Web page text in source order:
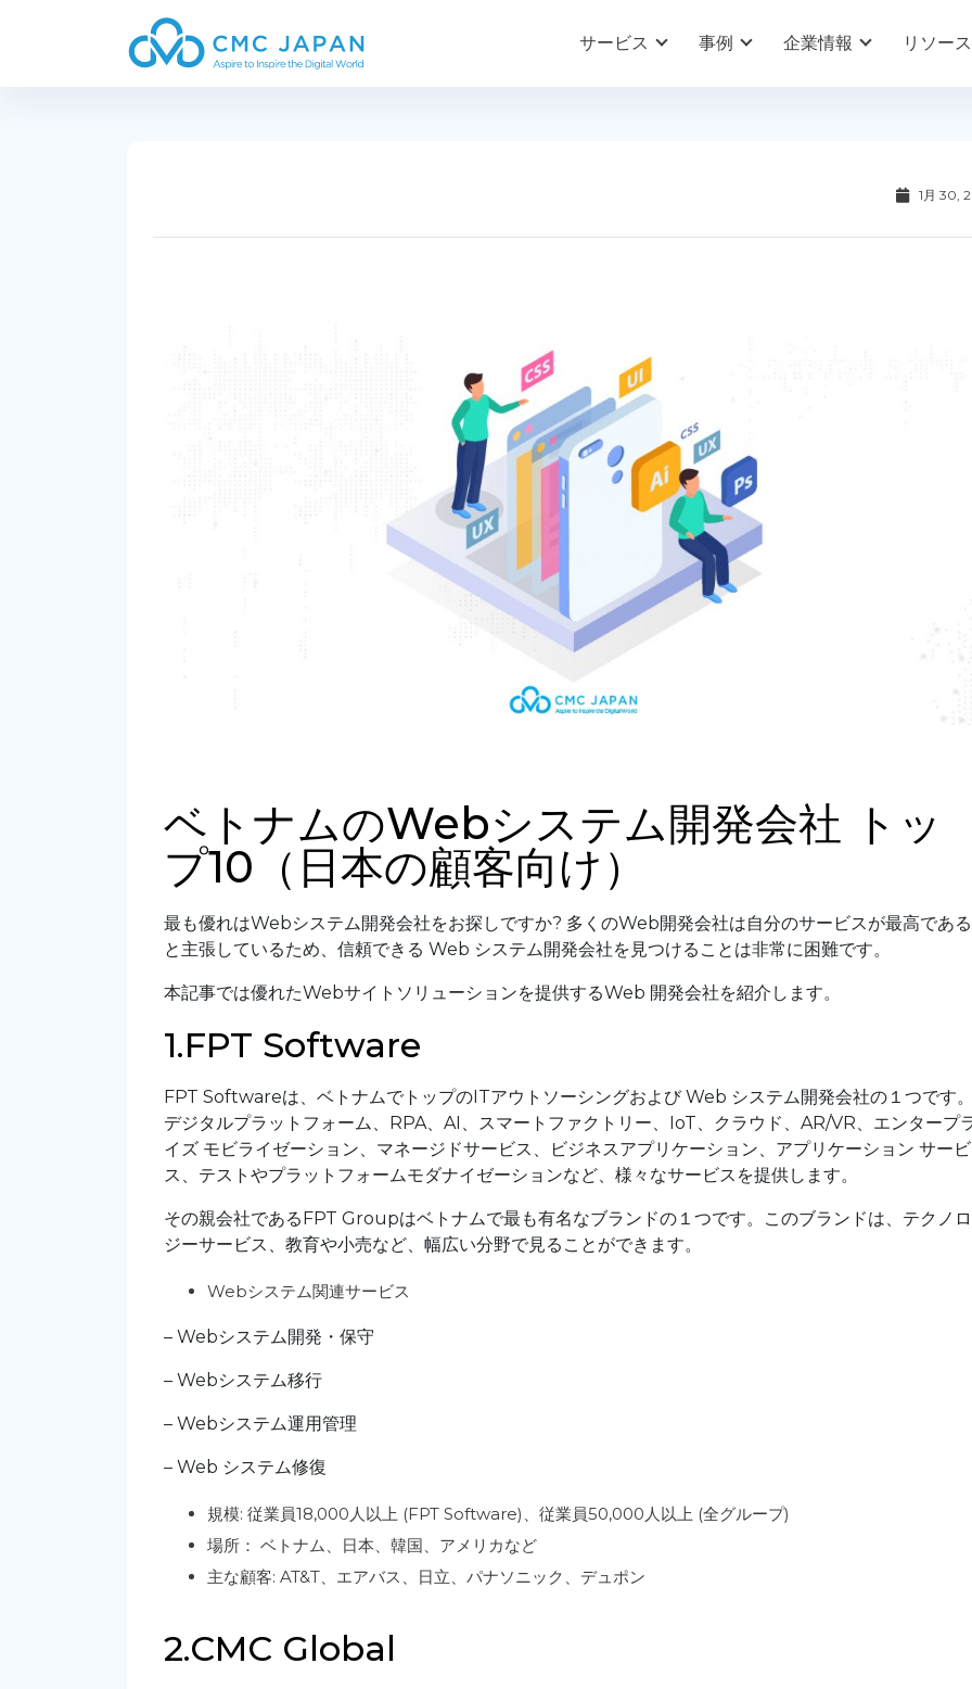
サービス 事例 企業情報 リソース
1月 30,
ベトナムのWebシステム開発会社 トッ
プ10（日本の顧客向け）
最も優れはWebシステム開発会社をお探しですか? 多くのWeb開発会社は自分のサービスが最高である
と主張しているため、信頼できる Web システム開発会社を見つけることは非常に困難です。
本記事では優れたWebサイトソリューションを提供するWeb 開発会社を紹介します。
1.FPT Software
FPT Softwareは、ベトナムでトップのITアウトソーシングおよび Web システム開発会社の１つです
デジタルプラットフォーム、RPA、AI、スマートファクトリー、IoT、クラウド、AR/VR、エンタープ
イズ モビライゼーション、マネージドサービス、ビジネスアプリケーション、アプリケーション サービ
ス、テストやプラットフォームモダナイゼーションなど、様々なサービスを提供します。
その親会社であるFPT Groupはベトナムで最も有名なブランドの１つです。このブランドは、テクノロ
ジーサービス、教育や小売など、幅広い分野で見ることができます。
Webシステム関連サービス
– Webシステム開発・保守
– Webシステム移行
– Webシステム運用管理
– Web システム修復
規模: 従業員18,000人以上 (FPT Software)、従業員50,000人以上 (全グループ)
場所： ベトナム、日本、韓国、アメリカなど
主な顧客: AT&T、エアバス、日立、パナソニック、デュポン
2.CMC Global